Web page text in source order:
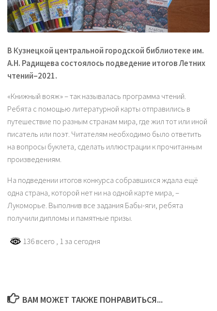
В Кузнецкой центральной городской библиотеке им.
А.Н. Радищева состоялось подведение итогов Летних
чтений–2021.
«Книжный вояж» – так называлась программа чтений.
Ребята с помощью литературной карты отправились в
путешествие по разным странам мира, где жил тот или иной
писатель или поэт. Читателям необходимо было ответить
на вопросы буклета, сделать иллюстрации к прочитанным
произведениям.
На подведении итогов конкурса собравшихся ждала ещё
одна страна, которой нет ни на одной карте мира, –
Лукоморье. Выполнив все задания Бабы-яги, ребята
получили дипломы и памятные призы.
136 всего , 1 за сегодня
ВАМ МОЖЕТ ТАКЖЕ ПОНРАВИТЬСЯ...